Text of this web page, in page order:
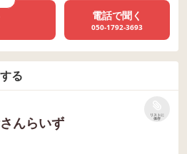
電話で聞く
050-1792-3693
る
んらいず
リストに
保存